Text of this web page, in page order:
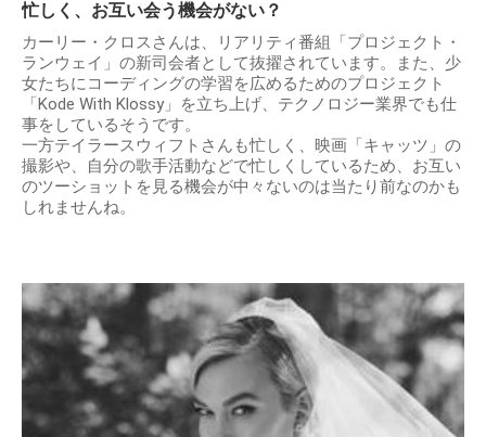
忙しく、お互い会う機会がない？
カーリー・クロスさんは、リアリティ番組「プロジェクト・
ランウェイ」の新司会者として抜擢されています。また、少
女たちにコーディングの学習を広めるためのプロジェクト
「Kode With Klossy」を立ち上げ、テクノロジー業界でも仕
事をしているそうです。
一方テイラースウィフトさんも忙しく、映画「キャッツ」の
撮影や、自分の歌手活動などで忙しくしているため、お互い
のツーショットを見る機会が中々ないのは当たり前なのかも
しれませんね。